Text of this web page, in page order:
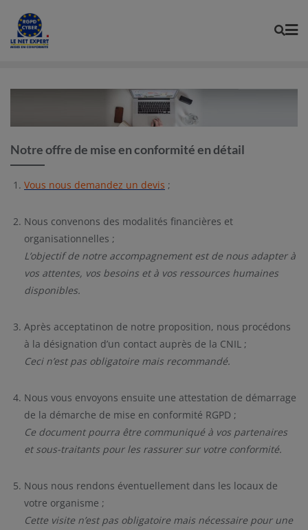
content
Notre offre de mise en conformité en détail
Vous nous demandez un devis ;
Nous convenons des modalités financières et
organisationnelles ;
L’objectif de notre accompagnement est de nous adapter à
vos attentes, vos besoins et à vos ressources humaines
disponibles.
Après acceptatinon de notre proposition, nous procédons
à la désignation d’un contact auprès de la CNIL ;
Ceci n’est pas obligatoire mais recommandé.
Nous vous envoyons ensuite une attestation de démarrage
de la démarche de mise en conformité RGPD ;
Ce document pourra être communiqué à vos partenaires
et sous-traitants pour les rassurer sur votre conformité.
Nous nous rendons éventuellement dans les locaux de
votre organisme ;
Cette visite n’est pas obligatoire mais nécessaire pour une